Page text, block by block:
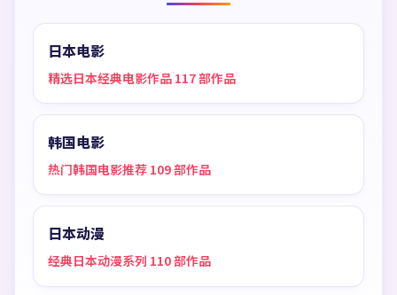
日本电影
精选日本经典电影作品 117 部作品
韩国电影
热门韩国电影推荐 109 部作品
日本动漫
经典日本动漫系列 110 部作品